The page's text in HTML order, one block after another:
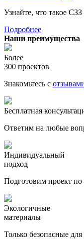
Узнайте, что такое
Подробнее
Наши преимущества
Более
300 проектов
Знакомьтесь с
Бесплатная
Ответим на любые
Индивидуальный
подход
Подготовим проект по
Экологичные
материалы
Только безопасные